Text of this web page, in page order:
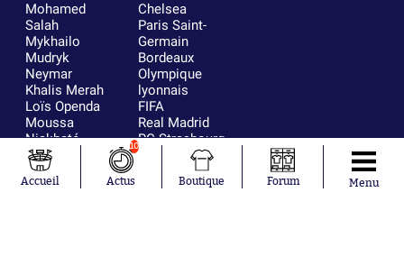
Mohamed
Salah
Mykhailo
Mudryk
Neymar
Khalis Merah
Loïs Openda
Moussa
Niakhaté
Nicolás
Tagliafico
Pavel Šulc
Chelsea
Paris Saint-
Germain
Bordeaux
Olympique
lyonnais
FIFA
Real Madrid
RC Strasbourg
AC Milan
RC Lens
Accueil
10
Actus Boutique Forum Menu